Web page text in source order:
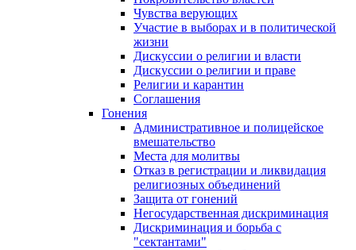
Чувства верующих
Участие в выборах и в политической
жизни
Дискуссии о религии и власти
Дискуссии о религии и праве
Религии и карантин
Соглашения
Гонения
Административное и полицейское
вмешательство
Места для молитвы
Отказ в регистрации и ликвидация
религиозных объединений
Защита от гонений
Негосударственная дискриминация
Дискриминация и борьба с
"сектантами"